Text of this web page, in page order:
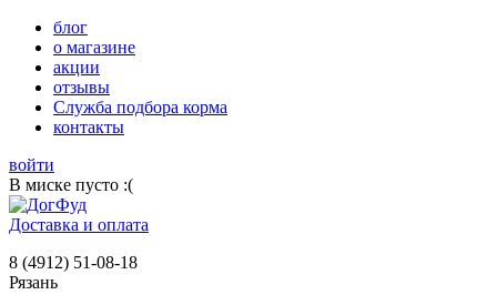
блог
о магазине
акции
отзывы
Служба подбора корма
контакты
войти
В миске пусто :(
Доставка и оплата
8 (4912) 51-08-18
Рязань